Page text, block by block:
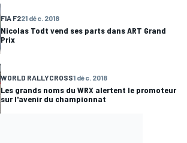
FIA F221 déc. 2018
Nicolas Todt vend ses parts dans ART Grand
Prix
WORLD RALLYCROSS1 déc. 2018
Les grands noms du WRX alertent le promoteur
sur l'avenir du championnat